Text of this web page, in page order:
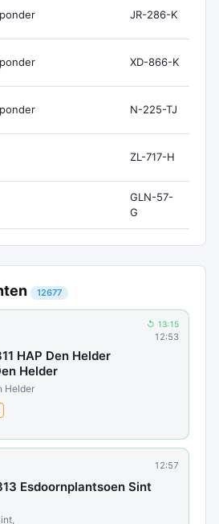
JR-286-K
XD-866-K
N-225-TJ
ZL-717-H
GLN-57-
G
12677
↺ 13:15
12:53
HAP Den Helder
Helder
Helder
12:57
Esdoornplantsoen Sint